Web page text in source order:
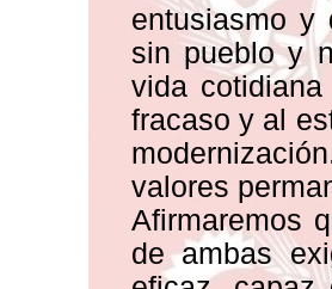
entusiasmo y
sin pueblo y
vida
fracaso y al
valores
Afirmaremos
de ambas